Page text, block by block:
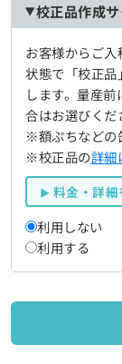
校正品作成サ
お客様からご
状態で「校正品
します。量産
合はお選びくだ
※額ぷちなどの
※校正品の詳細
料金・詳細
利用しない
利用する